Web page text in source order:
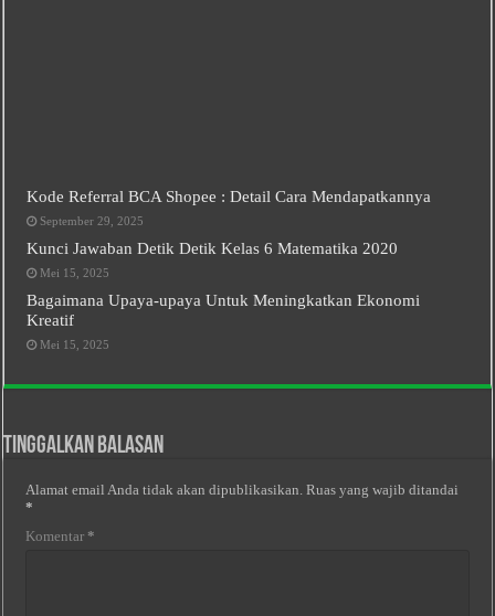
Kode Referral BCA Shopee : Detail Cara Mendapatkannya
September 29, 2025
Kunci Jawaban Detik Detik Kelas 6 Matematika 2020
Mei 15, 2025
Bagaimana Upaya-upaya Untuk Meningkatkan Ekonomi
Kreatif
Mei 15, 2025
Tinggalkan Balasan
Alamat email Anda tidak akan dipublikasikan. Ruas yang wajib ditandai
*
Komentar *